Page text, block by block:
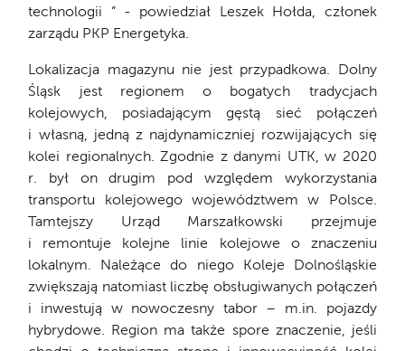
technologii ” - powiedział Leszek Hołda, członek
zarządu PKP Energetyka.
Lokalizacja magazynu nie jest przypadkowa. Dolny
Śląsk jest regionem o bogatych tradycjach
kolejowych, posiadającym gęstą sieć połączeń
i własną, jedną z najdynamiczniej rozwijających się
kolei regionalnych. Zgodnie z danymi UTK, w 2020
r. był on drugim pod względem wykorzystania
transportu kolejowego województwem w Polsce.
Tamtejszy Urząd Marszałkowski przejmuje
i remontuje kolejne linie kolejowe o znaczeniu
lokalnym. Należące do niego Koleje Dolnośląskie
zwiększają natomiast liczbę obsługiwanych połączeń
i inwestują w nowoczesny tabor – m.in. pojazdy
hybrydowe. Region ma także spore znaczenie, jeśli